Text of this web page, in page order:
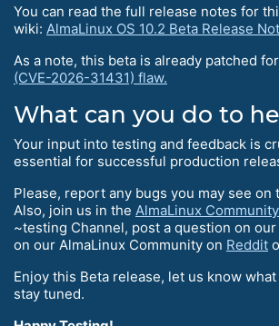
You can read the full release notes for
wiki: AlmaLinux OS 10.2 Beta Release
As a note, this beta is already patched
(CVE-2026-31431) flaw.
What can you do to
Your input into testing and feedback is
essential for successful production
Please, report any bugs you may see on
Also, join us in the AlmaLinux
~testing Channel, post a question on our
on our AlmaLinux Community on Reddit
Enjoy this Beta release, let us know
stay tuned.